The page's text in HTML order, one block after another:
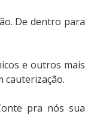
De dentro para
e outros mais
cauterização.
pra nós sua